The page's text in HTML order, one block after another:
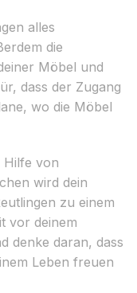
alles
die
Möbel und
dass der Zugang
wo die Möbel
Hilfe von
wird dein
zu einem
vor deinem
denke daran, dass
Leben freuen